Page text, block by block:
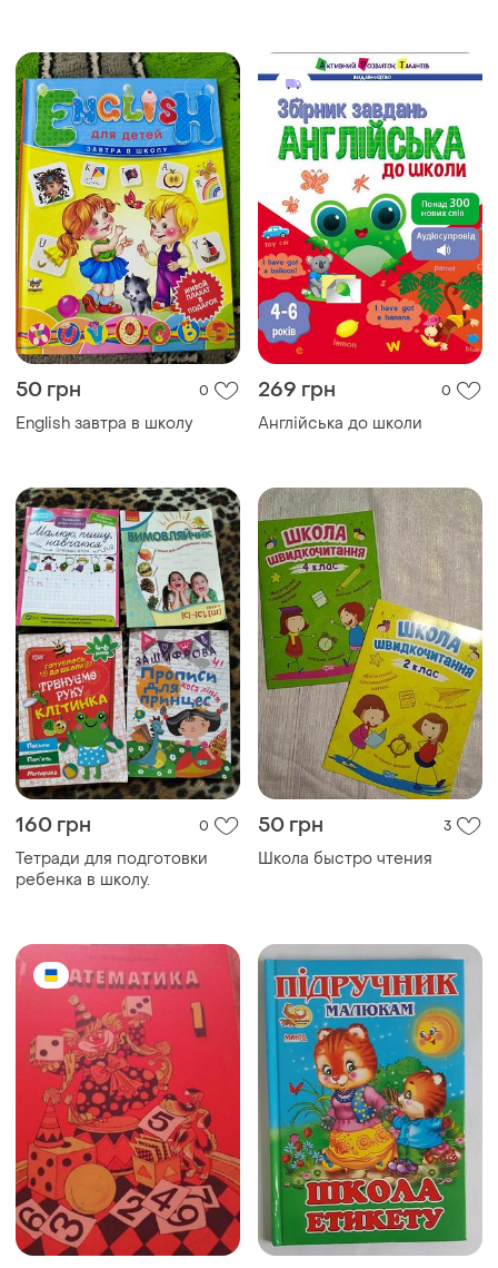
50 грн 0
English завтра в школу
269 грн 0
Англійська до школи
160 грн 0
Тетради для подготовки
ребенка в школу.
50 грн 3
Школа быстро чтения